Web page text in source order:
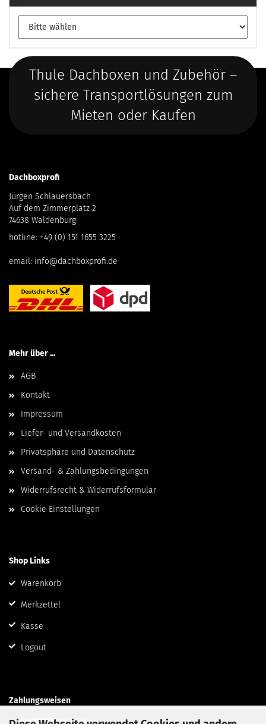
Thule Dachboxen und Zubehör –
sichere Transportlösungen zum
Mieten oder Kaufen
Dachboxprofi
Jürgen Schlauersbach
Auf dem Zimmerplatz 2
74638 Waldenburg
hotline: +49 (0) 151 1655 3225
email: info@dachboxprofi.de
Mehr über ...
AGB
Kontakt
Impressum
Liefer- und Versandkosten
Privatsphäre und Datenschutz
Versand- & Zahlungsbedingungen
Widerrufsrecht & Widerrufsformular
Cookie Einstellungen
Shop Links
Warenkorb
Merkzettel
Kasse
Logout
Zahlungsweisen